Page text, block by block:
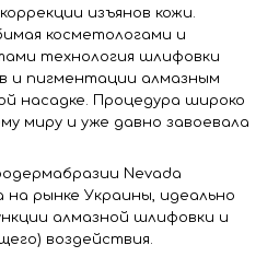
изъянов кожи.
косметологами и
технология шлифовки
и пигментации алмазным
насадке. Процедура широко
миру и уже давно завоевала
Nevada
на рынке Украины, идеально
алмазной шлифовки и
воздействия.